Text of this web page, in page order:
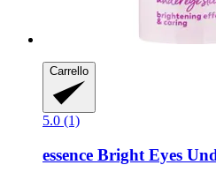
Carrello
5.0 (1)
essence Bright Eyes